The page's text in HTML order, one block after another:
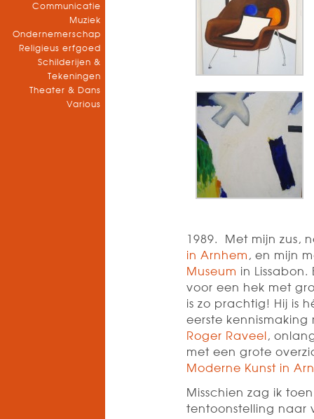
Communicatie
Muziek
Ondernemerschap
Religieus erfgoed
Schilderijen &
Tekeningen
Theater & Dans
Various
1989. Met mijn
in Arnhem , en mijn
Museum in
voor een hek met
is zo prachtig! Hij is
eerste
Roger Raveel ,
met een grote
Moderne Kunst in
Misschien zag ik
tentoonstelling naar